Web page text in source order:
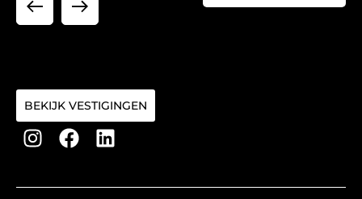
BEKIJK VESTIGINGEN